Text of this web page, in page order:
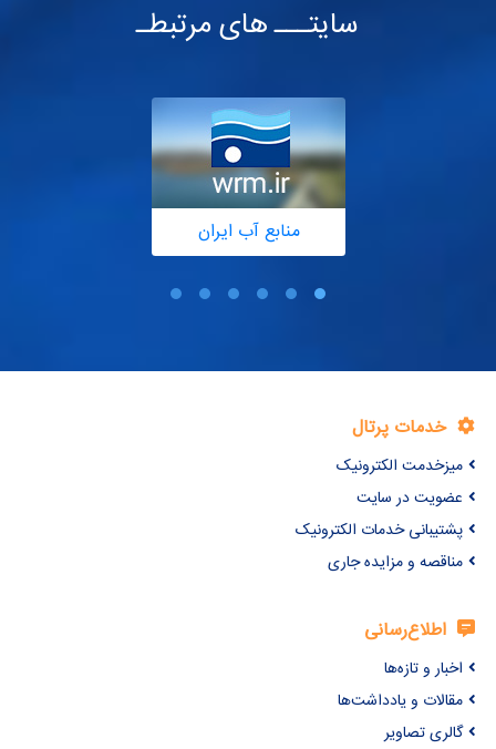
سایتـــ های مرتبطـ
منابع آب ایران
خدمات پرتال
میزخدمت الکترونیک
عضویت در سایت
پشتیبانی خدمات الکترونیک
مناقصه و مزایده جاری
اطلاع‌رسانی
اخبار و تازه‌ها
مقالات و یادداشت‌ها
گالری تصاویر